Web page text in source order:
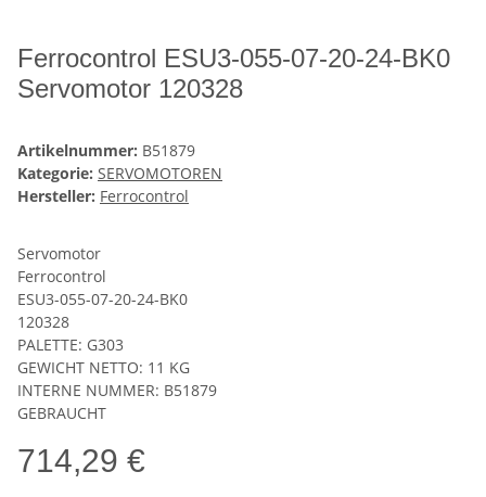
Ferrocontrol ESU3-055-07-20-24-BK0
Servomotor 120328
Artikelnummer: B51879
Kategorie: SERVOMOTOREN
Hersteller: Ferrocontrol
Servomotor
Ferrocontrol
ESU3-055-07-20-24-BK0
120328
PALETTE: G303
GEWICHT NETTO: 11 KG
INTERNE NUMMER: B51879
GEBRAUCHT
714,29 €